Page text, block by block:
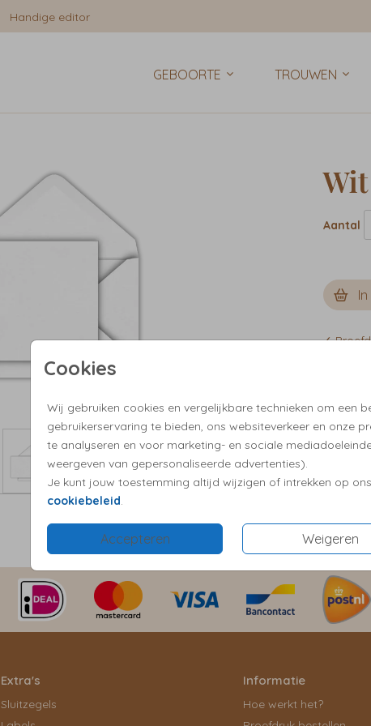
Handige editor
GEBOORTE TROUWEN
Cookies
Wij gebruiken cookies en vergelijkbare technieken om een
gebruikerservaring te bieden, ons websiteverkeer en onze
te analyseren en voor marketing- en sociale
weergeven van gepersonaliseerde advertenties).
Je kunt jouw toestemming altijd wijzigen of intrekken op ons
cookiebeleid
Accepteren Weigeren
Wit
Aantal
✓
✓ Pas
✓ Kies
✓
Prijs:
Extra's
Sluitzegels
Informatie
Hoe werkt het?